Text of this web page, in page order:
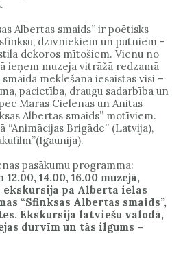
Albertas smaids” ir poētisks
dzīvniekiem un putniem -
dekoros mītošiem. Vienu no
ieņem muzeja vitrāžā redzamā
meklēšanā iesaistās visi –
pacietība, draugu sadarbība un
Māras Cielēnas un Anitas
Albertas smaids” motīviem.
“Animācijas Brigāde” (Latvija),
pasākumu programma:
14.00, 16.00 muzejā,
ekskursija pa Alberta ielas
“Sfinksas Albertas smaids”,
Ekskursija latviešu valodā,
durvīm un tās ilgums –